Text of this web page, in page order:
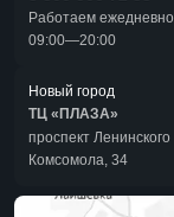
Работаем ежедневно
09:00—20:00
Новый город
ТЦ «ПЛАЗА»
проспект Ленинского
Комсомола, 34